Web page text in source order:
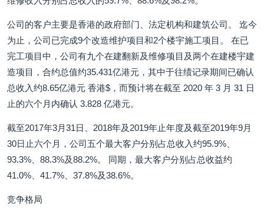
公司的客户主要是香港的政府部门、法定机构和建筑公司。 迄今
为止，公司已完成9个改造维护项目和2个楼宇施工项目。 在已
完工项目中，公司有九个在建翻新及维修项目及两个在建楼宇建
造项目，合约总值约35.431亿港元，其中于往绩记录期间已确认
总收入约8.65亿港元 香港$，而预计将在截至 2020 年 3 月 31 日
止的六个月内确认 3.828 亿港元。
截至2017年3月31日、2018年及2019年止年度及截至2019年9月
30日止六个月，公司五个最大客户分别占总收入约95.9%、
93.3%、88.3%及88.2%。 同期，最大客户分别占总收益约
41.0%、41.7%、37.8%及38.6%。
竞争格局